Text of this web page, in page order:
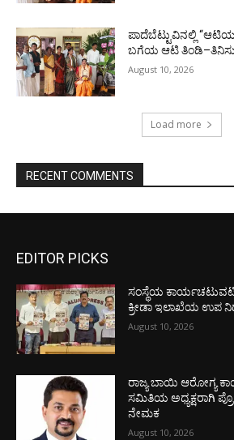
ಪಾದೆಬೆಟ್ಟುವಿನಲ್ಲಿ “ಆಟಿಯ
ಬಗೆಯ ಆಟಿ
August 10, 2026
Load more
RECENT COMMENTS
EDITOR PICKS
ಸಂಸ್ಥೆಯ
ಕ್ರೀಡಾ ಇಲಾಖೆಯ ಉಪ
August 10, 2026
ರಾಜ್ಯ ಬಾಯಿ ಆರೋಗ್ಯ
ಸಮಿತಿಯ ಅಧ್ಯಕ್ಷರಾಗಿ
ನೇಮಕ
August 10, 2026